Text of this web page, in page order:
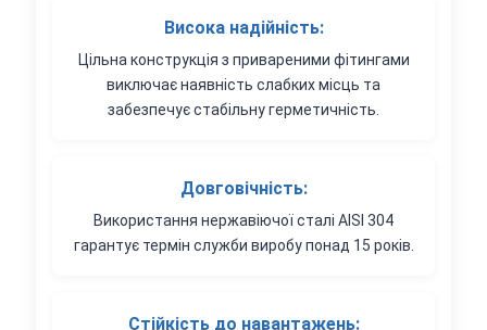
Висока надійність:
Цільна конструкція з привареними фітингами
виключає наявність слабких місць та
забезпечує стабільну герметичність.
Довговічність:
Використання нержавіючої сталі AISI 304
гарантує термін служби виробу понад 15 років.
Стійкість до навантажень: